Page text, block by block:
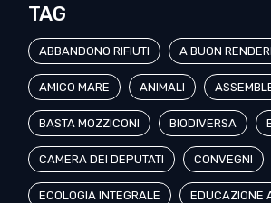
TAG
ABBANDONO RIFIUTI A BUON
AMICO MARE ANIMALI
BASTA MOZZICONI BIODIVERSA
CAMERA DEI DEPUTATI CONVEGNI
ECOLOGIA INTEGRALE EDUCAZIONE